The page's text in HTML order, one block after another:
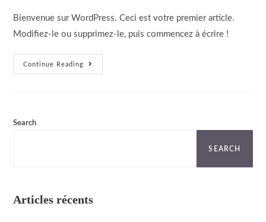
Bienvenue sur WordPress. Ceci est votre premier article.
Modifiez-le ou supprimez-le, puis commencez à écrire !
Continue Reading
Bonjour
Tout
Search
SEARCH
Articles récents